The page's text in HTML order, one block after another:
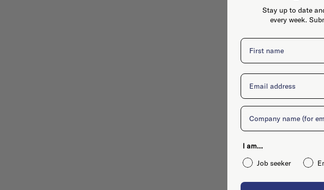
Herenweg 55,
Stay up to date
every week.
First name
Email
Company
I am...
Job seeker